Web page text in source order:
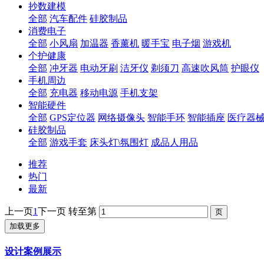
抄数建模
全部 汽车配件 硅胶制品
消费电子
全部 小风扇 加温器 香薰机 暖手宝 电子烟 游戏机
个护健康
全部 冲牙器 电动牙刷 洁牙仪 剃须刀 高速吹风筒 护眼仪
手机周边
全部 充电器 移动电源 手机支架
智能硬件
全部 GPS定位器 网络摄像头 智能手环 智能插座 医疗器
硅胶制品
全部 游戏手套 床头灯\氛围灯 成品人用品
推荐
热门
最新
上一页1下一页 转至第
加载更多
设计案例展示